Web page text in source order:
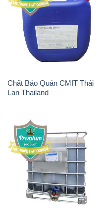
Chất Bảo Quản CMIT Thái
Lan Thailand